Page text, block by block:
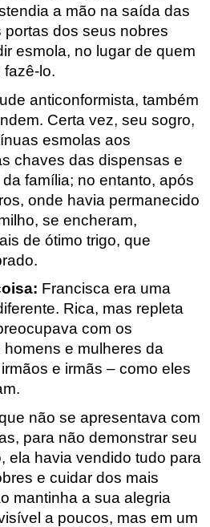
a mão na saída das
portas dos seus nobres
esmola, no lugar de quem
lo.
anticonformista, também
Certa vez, seu sogro,
esmolas aos
chaves das dispensas e
família; no entanto, após
onde havia permanecido
se encheram,
de ótimo trigo, que
: Francisca era uma
Rica, mas repleta
com os
e mulheres da
e irmãs – como eles
.
não se apresentava com
para não demonstrar seu
ela havia vendido tudo para
e cuidar dos mais
mantinha a sua alegria
a poucos, mas em um